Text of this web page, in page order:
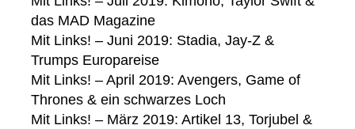
das MAD Magazine
Mit Links! – Juni 2019: Stadia, Jay-Z &
Trumps Europareise
Mit Links! – April 2019: Avengers, Game of
Thrones & ein schwarzes Loch
Mit Links! – März 2019: Artikel 13, Torjubel &